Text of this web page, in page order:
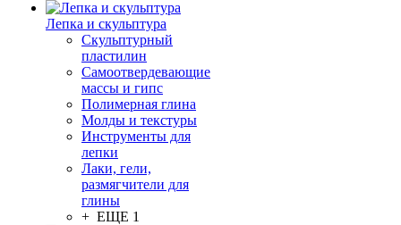
Лепка и скульптура
Скульптурный
пластилин
Самоотвердевающие
массы и гипс
Полимерная глина
Молды и текстуры
Инструменты для
лепки
Лаки, гели,
размягчители для
глины
+ ЕЩЕ 1